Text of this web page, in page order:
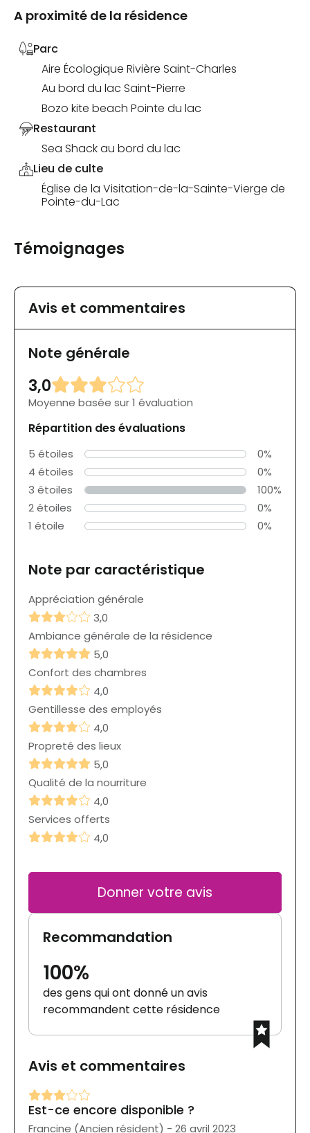
A proximité de la résidence
Parc
Aire Écologique Rivière Saint-Charles
Au bord du lac Saint-Pierre
Bozo kite beach Pointe du lac
Restaurant
Sea Shack au bord du lac
Lieu de culte
Église de la Visitation-de-la-Sainte-Vierge de
Pointe-du-Lac
Témoignages
Avis et commentaires
Note générale
3,0
Moyenne basée sur 1 évaluation
Répartition des évaluations
5 étoiles
0%
4 étoiles
0%
3 étoiles
100%
2 étoiles
0%
1 étoile
0%
Note par caractéristique
Appréciation générale
3,0
Ambiance générale de la résidence
5,0
Confort des chambres
4,0
Gentillesse des employés
4,0
Propreté des lieux
5,0
Qualité de la nourriture
4,0
Services offerts
4,0
Donner votre avis
Recommandation
100%
des gens qui ont donné un avis
recommandent cette résidence
Avis et commentaires
Est-ce encore disponible ?
Francine (Ancien résident) - 26 avril 2023